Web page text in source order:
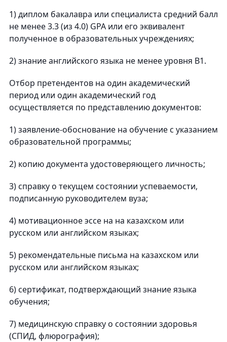
1) диплом бакалавра или специалиста средний балл
не менее 3.3 (из 4.0) GPA или его эквивалент
полученное в образовательных учреждениях;
2) знание английского языка не менее уровня В1.
Отбор претендентов на один академический
период или один академический год
осуществляется по представлению документов:
1) заявление-обоснование на обучение с указанием
образовательной программы;
2) копию документа удостоверяющего личность;
3) справку о текущем состоянии успеваемости,
подписанную руководителем вуза;
4) мотивационное эссе на на казахском или
русском или английском языках;
5) рекомендательные письма на казахском или
русском или английском языках;
6) сертификат, подтверждающий знание языка
обучения;
7) медицинскую справку о состоянии здоровья
(СПИД, флюрография);